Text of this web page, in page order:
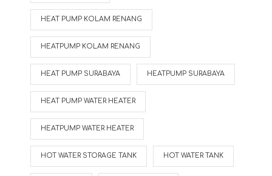
HEAT PUMP KOLAM RENANG
HEATPUMP KOLAM RENANG
HEAT PUMP SURABAYA HEATPUMP SURABAYA
HEAT PUMP WATER HEATER
HEATPUMP WATER HEATER
HOT WATER STORAGE TANK HOT WATER TANK